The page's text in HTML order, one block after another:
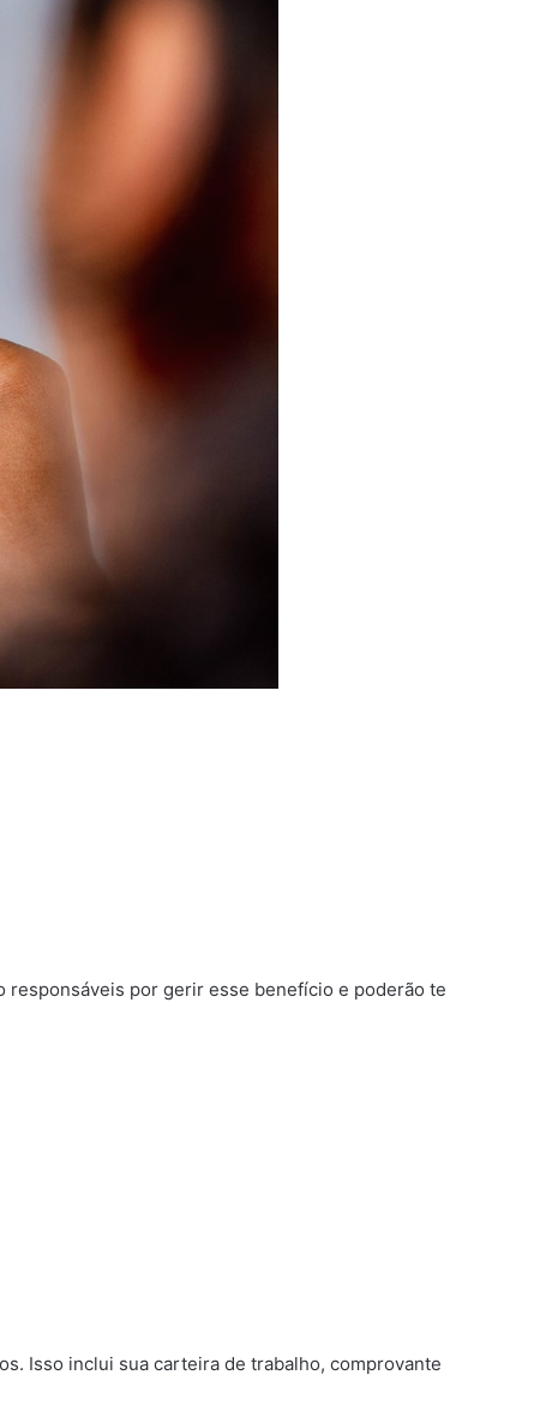
responsáveis por gerir esse benefício e poderão te
Isso inclui sua carteira de trabalho, comprovante